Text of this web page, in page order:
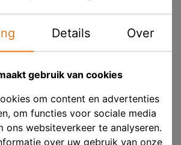
Ongeperforeerd Perma-
ASA 2807-L2
Niet voorradig
Details Over
gebruik van cookies
om content en advertenties
om functies voor sociale media
ons websiteverkeer te analyseren.
over uw gebruik van onze